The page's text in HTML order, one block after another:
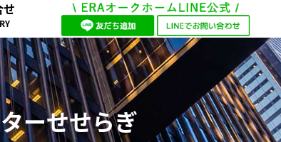
せ
ーせせらぎ